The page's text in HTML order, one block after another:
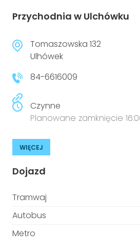
Przychodnia w Ulchówku
Tomaszowska 132
Ulhówek
84-6616009
Czynne
Planowane zamknięcie
WIĘCEJ
Dojazd
Tramwaj
Autobus
Metro